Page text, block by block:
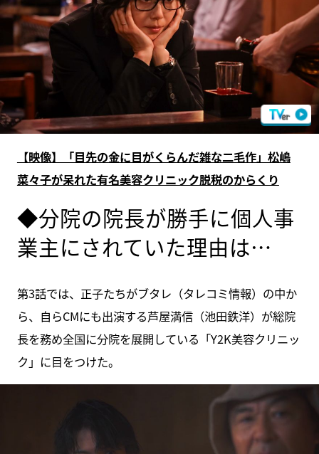
【映像】「目先の金に目がくらんだ雑な二毛作」松嶋
菜々子が呆れた有名美容クリニック脱税のからくり
◆分院の院長が勝手に個人事
業主にされていた理由は…
第3話では、正子たちがブタレ（タレコミ情報）の中か
ら、自らCMにも出演する芦屋満信（池田鉄洋）が総院
長を務め全国に分院を展開している「Y2K美容クリニッ
ク」に目をつけた。